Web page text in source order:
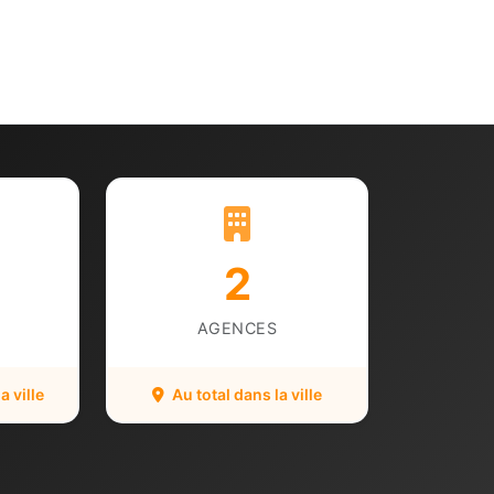
ville
2
AGENCES
Au total dans la ville